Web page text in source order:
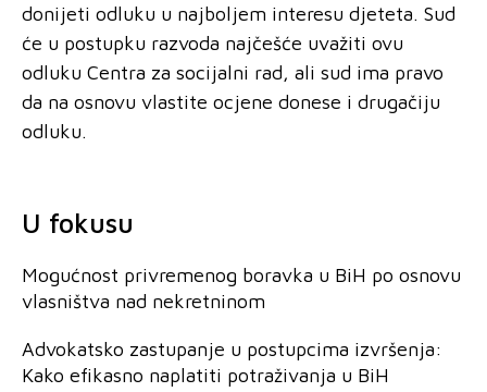
donijeti odluku u najboljem interesu djeteta. Sud
će u postupku razvoda najčešće uvažiti ovu
odluku Centra za socijalni rad, ali sud ima pravo
da na osnovu vlastite ocjene donese i drugačiju
odluku.
U fokusu
Mogućnost privremenog boravka u BiH po osnovu
vlasništva nad nekretninom
Advokatsko zastupanje u postupcima izvršenja:
Kako efikasno naplatiti potraživanja u BiH